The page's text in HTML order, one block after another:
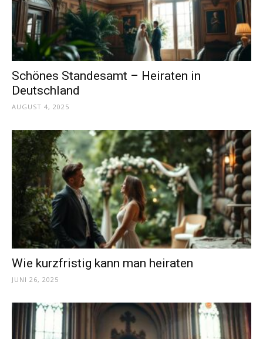
Schönes Standesamt – Heiraten in
Deutschland
AUGUST 4, 2025
Wie kurzfristig kann man heiraten
JUNI 26, 2025